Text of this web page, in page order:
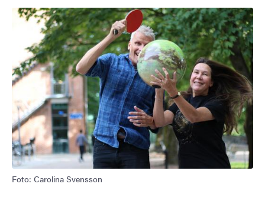
Foto: Carolina Svensson